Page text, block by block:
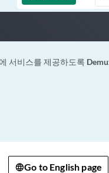
서비스를 제공하도록
Go to English page